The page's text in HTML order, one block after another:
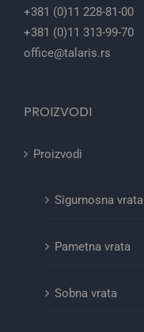
+381 (0)11 228-81-00
+381 (0)11 313-99-70
office@talaris.rs
PROIZVODI
Proizvodi
Sigurnosna vrata
Pametna vrata
Sobna vrata